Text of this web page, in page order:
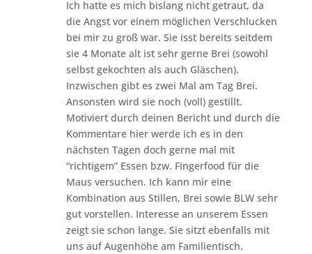
Ich hatte es mich bislang nicht getraut, da
die Angst vor einem möglichen Verschlucken
bei mir zu groß war. Sie isst bereits seitdem
sie 4 Monate alt ist sehr gerne Brei (sowohl
selbst gekochten als auch Gläschen).
Inzwischen gibt es zwei Mal am Tag Brei.
Ansonsten wird sie noch (voll) gestillt.
Motiviert durch deinen Bericht und durch die
Kommentare hier werde ich es in den
nächsten Tagen doch gerne mal mit
“richtigem” Essen bzw. Fingerfood für die
Maus versuchen. Ich kann mir eine
Kombination aus Stillen, Brei sowie BLW sehr
gut vorstellen. Interesse an unserem Essen
zeigt sie schon lange. Sie sitzt ebenfalls mit
uns auf Augenhöhe am Familientisch.